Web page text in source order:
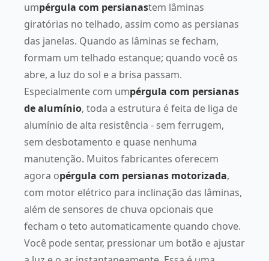
umpérgula com persianastem lâminas
giratórias no telhado, assim como as persianas
das janelas. Quando as lâminas se fecham,
formam um telhado estanque; quando você os
abre, a luz do sol e a brisa passam.
Especialmente com umpérgula com persianas
de alumínio, toda a estrutura é feita de liga de
alumínio de alta resistência - sem ferrugem,
sem desbotamento e quase nenhuma
manutenção. Muitos fabricantes oferecem
agora opérgula com persianas motorizada,
com motor elétrico para inclinação das lâminas,
além de sensores de chuva opcionais que
fecham o teto automaticamente quando chove.
Você pode sentar, pressionar um botão e ajustar